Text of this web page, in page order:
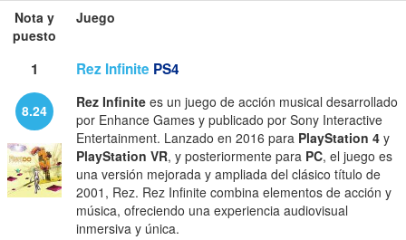
Nota y
puesto
Juego
1 Rez Infinite PS4
8.24 Rez Infinite es un juego de acción musical desarrollado
por Enhance Games y publicado por Sony Interactive
Entertainment. Lanzado en 2016 para PlayStation 4 y
PlayStation VR, y posteriormente para PC, el juego es
una versión mejorada y ampliada del clásico título de
2001, Rez. Rez Infinite combina elementos de acción y
música, ofreciendo una experiencia audiovisual
inmersiva y única.